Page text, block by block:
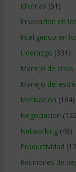
Idiomas (51)
Innovacion en
Inteligencia en
Liderazgo (331)
Manejo de crisis
Manejo del
Motivacion (164)
Negociacion
Networking(49)
Productividad
Reuniones de